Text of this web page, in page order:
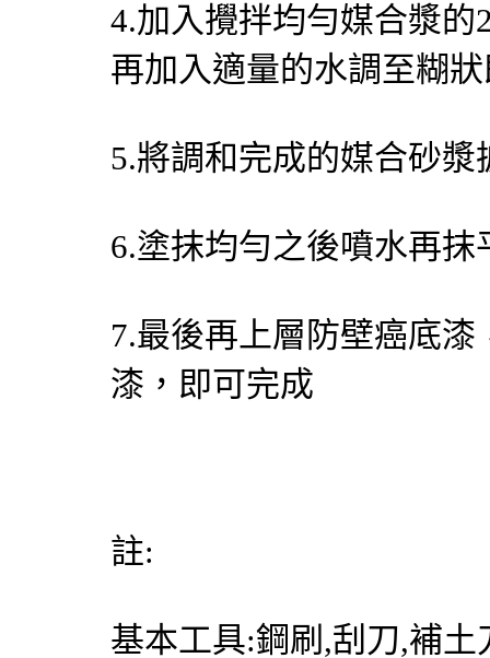
4.加入攪拌均勻媒合漿
再加入適量的水調至糊
5.將調和完成的媒合砂
6.塗抹均勻之後噴水再抹
7.最後再上層防壁癌底
漆，即可完成
註:
基本工具:鋼刷,刮刀,補